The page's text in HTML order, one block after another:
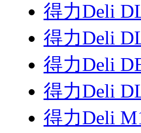
得力Deli
得力Deli
得力Deli
得力Deli
得力Deli